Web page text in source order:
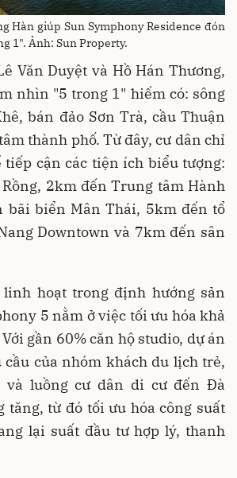
Hàn giúp Sun Symphony Residence đón
1". Ảnh: Sun Property.
Văn Duyệt và Hồ Hán Thương,
nhìn "5 trong 1" hiếm có: sông
bán đảo Sơn Trà, cầu Thuận
thành phố. Từ đây, cư dân chỉ
tiếp cận các tiện ích biểu tượng:
2km đến Trung tâm Hành
bãi biển Mân Thái, 5km đến tổ
Downtown và 7km đến sân
hoạt trong định hướng sản
5 nằm ở việc tối ưu hóa khả
gần 60% căn hộ studio, dự án
của nhóm khách du lịch trẻ,
và luồng cư dân di cư đến Đà
tăng, từ đó tối ưu hóa công suất
lại suất đầu tư hợp lý, thanh